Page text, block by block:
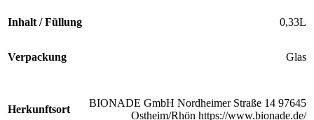
Inhalt / Füllung 0,33L
Verpackung Glas
Herkunftsort
BIONADE GmbH Nordheimer Straße 14 97645
Ostheim/Rhön https://www.bionade.de/